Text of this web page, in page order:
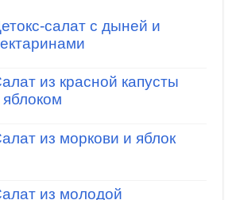
салат с дыней и
из красной капусты
яблоком
из моркови и яблок
из молодой